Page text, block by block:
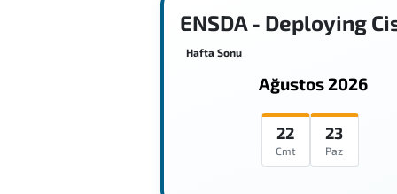
ENSDA - Deploying
Hafta Sonu
Ağustos 2026
22
Cmt
23
Paz